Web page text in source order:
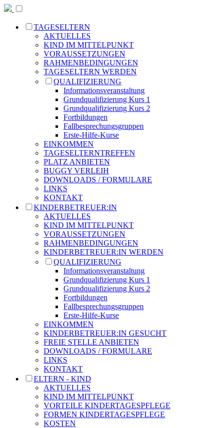
TAGESELTERN
AKTUELLES
KIND IM MITTELPUNKT
VORAUSSETZUNGEN
RAHMENBEDINGUNGEN
TAGESELTERN WERDEN
QUALIFIZIERUNG
Informationsveranstaltung
Grundqualifizierung Kurs 1
Grundqualifizierung Kurs 2
Fortbildungen
Fallbesprechungsgruppen
Erste-Hilfe-Kurse
EINKOMMEN
TAGESELTERNTREFFEN
PLATZ ANBIETEN
BUGGY VERLEIH
DOWNLOADS / FORMULARE
LINKS
KONTAKT
KINDERBETREUER:IN
AKTUELLES
KIND IM MITTELPUNKT
VORAUSSETZUNGEN
RAHMENBEDINGUNGEN
KINDERBETREUER:IN WERDEN
QUALIFIZIERUNG
Informationsveranstaltung
Grundqualifizierung Kurs 1
Grundqualifizierung Kurs 2
Fortbildungen
Fallbesprechungsgruppen
Erste-Hilfe-Kurse
EINKOMMEN
KINDERBETREUER:IN GESUCHT
FREIE STELLE ANBIETEN
DOWNLOADS / FORMULARE
LINKS
KONTAKT
ELTERN - KIND
AKTUELLES
KIND IM MITTELPUNKT
VORTEILE KINDERTAGESPFLEGE
FORMEN KINDERTAGESPFLEGE
KOSTEN